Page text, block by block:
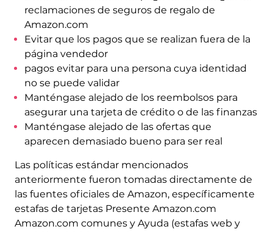
reclamaciones de seguros de regalo de
Amazon.com
Evitar que los pagos que se realizan fuera de la
página vendedor
pagos evitar para una persona cuya identidad
no se puede validar
Manténgase alejado de los reembolsos para
asegurar una tarjeta de crédito o de las finanzas
Manténgase alejado de las ofertas que
aparecen demasiado bueno para ser real
Las políticas estándar mencionados
anteriormente fueron tomadas directamente de
las fuentes oficiales de Amazon, específicamente
estafas de tarjetas Presente Amazon.com
Amazon.com comunes y Ayuda (estafas web y